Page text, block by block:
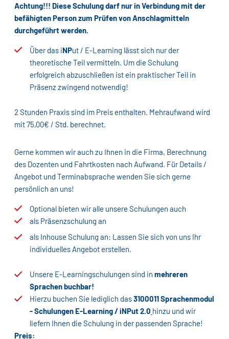
Achtung!!! Diese Schulung darf nur in Verbindung mit der
befähigten Person zum Prüfen von Anschlagmitteln
durchgeführt werden.
Über das iNPut / E-Learning lässt sich nur der
theoretische Teil vermitteln. Um die Schulung
erfolgreich abzuschließen ist ein praktischer Teil in
Präsenz zwingend notwendig!
2 Stunden Praxis sind im Preis enthalten. Mehraufwand wird
mit 75,00€ / Std. berechnet.
Gerne kommen wir auch zu Ihnen in die Firma, Berechnung
des Dozenten und Fahrtkosten nach Aufwand. Für Details /
Angebot und Terminabsprache wenden Sie sich gerne
persönlich an uns!
Optional bieten wir alle unsere Schulungen auch
als Präsenzschulung an
als Inhouse Schulung an: Lassen Sie sich von uns Ihr
individuelles Angebot erstellen.
Unsere E-Learningschulungen sind in mehreren
Sprachen buchbar!
Hierzu buchen Sie lediglich das3100011 Sprachenmodul
- Schulungen E-Learning / iNPut 2.0 hinzu und wir
liefern Ihnen die Schulung in der passenden Sprache!
Preis: